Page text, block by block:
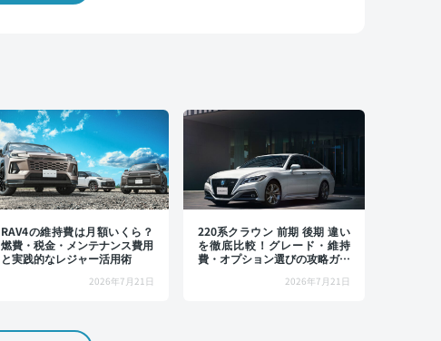
RAV4の維持費は月額いくら？
燃費・税金・メンテナンス費用
と実践的なレジャー活用術
2026年7月21日
220系クラウン 前期 後期 違い
を徹底比較！グレード・維持
費・オプション選びの攻略ガイ
2026年7月21日